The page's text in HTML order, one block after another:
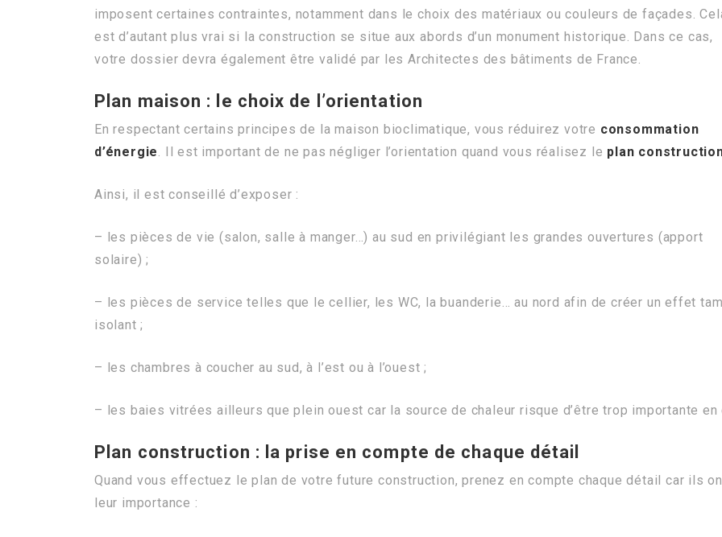
imposent certaines contraintes, notamment dans le choix des matériaux ou couleurs de façades.
est d’autant plus vrai si la construction se situe aux abords d’un monument historique. Dans ce cas,
votre dossier devra également être validé par les Architectes des bâtiments de France.
Plan maison : le choix de l’orientation
En respectant certains principes de la maison bioclimatique, vous réduirez votre consommation
d’énergie. Il est important de ne pas négliger l’orientation quand vous réalisez le plan
Ainsi, il est conseillé d’exposer :
– les pièces de vie (salon, salle à manger…) au sud en privilégiant les grandes ouvertures (apport
solaire) ;
– les pièces de service telles que le cellier, les WC, la buanderie… au nord afin de créer un effet
isolant ;
– les chambres à coucher au sud, à l’est ou à l’ouest ;
– les baies vitrées ailleurs que plein ouest car la source de chaleur risque d’être trop importante en
Plan construction : la prise en compte de chaque détail
Quand vous effectuez le plan de votre future construction, prenez en compte chaque détail car ils
leur importance :